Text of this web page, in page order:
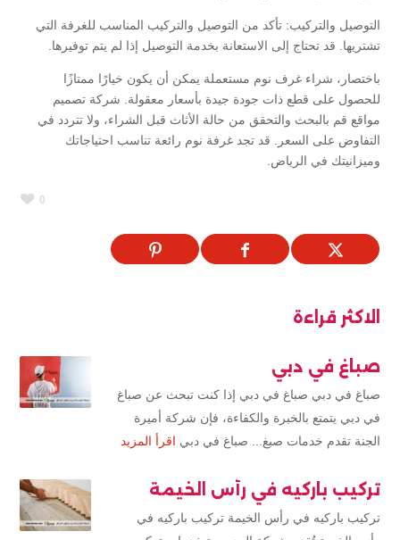
التوصيل والتركيب: تأكد من التوصيل والتركيب المناسب للغرفة التي
تشتريها. قد تحتاج إلى الاستعانة بخدمة التوصيل إذا لم يتم توفيرها.
باختصار، شراء غرف نوم مستعملة يمكن أن يكون خيارًا ممتازًا
للحصول على قطع ذات جودة جيدة بأسعار معقولة. شركة تصميم
مواقع قم بالبحث والتحقق من حالة الأثاث قبل الشراء، ولا تتردد في
التفاوض على السعر. قد تجد غرفة نوم رائعة تناسب احتياجاتك
وميزانيتك في الرياض.
0
الاكثر قراءة
صباغ في دبي
صباغ في دبي صباغ في دبي إذا كنت تبحث عن صباغ
في دبي يتمتع بالخبرة والكفاءة، فإن شركة أميرة
الجنة تقدم خدمات صبغ... صباغ في دبي اقرأ المزيد
تركيب باركيه في رأس الخيمة
تركيب باركيه في رأس الخيمة تركيب باركيه في